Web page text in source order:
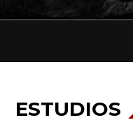
ESTUDIOS